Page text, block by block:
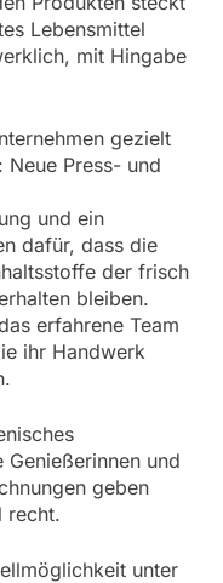
Lebensmittel
mit Hingabe
gezielt
Neue Press- und
und ein
dafür, dass die
der frisch
bleiben.
erfahrene Team
ihr Handwerk
und
geben
recht.
unter